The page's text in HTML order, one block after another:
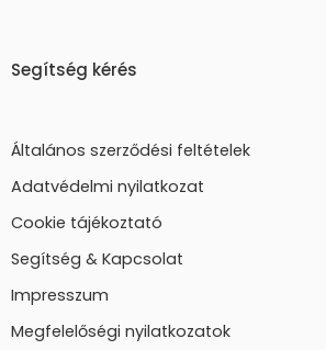
Segítség kérés
Általános szerződési feltételek
Adatvédelmi nyilatkozat
Cookie tájékoztató
Segítség & Kapcsolat
Impresszum
Megfelelőségi nyilatkozatok